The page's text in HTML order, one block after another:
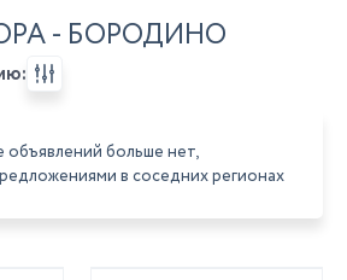
- БОРОДИНО
объявлений больше нет,
в соседних регионах